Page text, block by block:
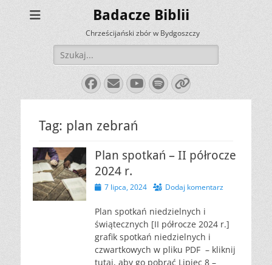
Badacze Biblii
Chrześcijański zbór w Bydgoszczy
Szukaj:
Facebook
E-
mail
YouTube
Spotify
Link
Tag: plan zebrań
Plan spotkań – II półrocze
2024 r.
Opublikowano
7 lipca, 2024 Dodaj komentarz
Plan spotkań niedzielnych i
świątecznych [II półrocze 2024 r.]
grafik spotkań niedzielnych i
czwartkowych w pliku PDF – kliknij
tutaj, aby go pobrać Lipiec 8 –